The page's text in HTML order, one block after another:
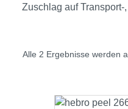
Zuschlag auf
Alle 2 Ergebnisse werden